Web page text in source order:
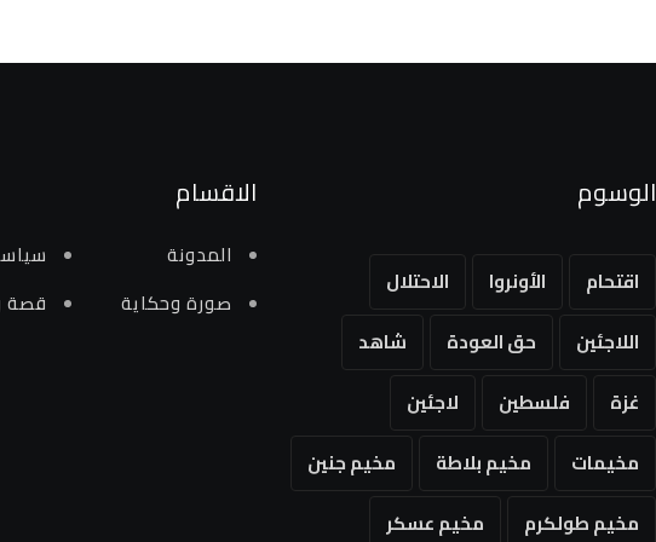
الوسوم
اقتحام الأونروا
الاحتلال
اللاجئين
حق العودة
شاهد
غزة
فلسطين
لاجئين
مخيمات
مخيم بلاطة
مخيم جنين
مخيم طولكرم
مخيم عسكر
الاقسام
المدونة
صورة وحكاية
قصة